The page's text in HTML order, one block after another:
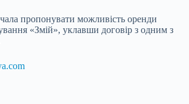
пропонувати можливість оренди
«Змій», уклавши договір з одним з